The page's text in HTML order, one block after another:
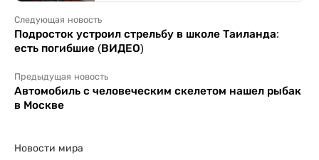
Следующая новость
Подросток устроил стрельбу в школе Таиланда:
есть погибшие (ВИДЕО)
Предыдущая новость
Автомобиль с человеческим скелетом нашел рыбак
в Москве
Новости мира